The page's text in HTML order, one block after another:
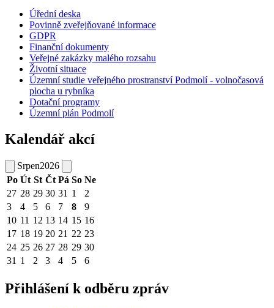
Úřední deska
Povinně zveřejňované informace
GDPR
Finanční dokumenty
Veřejné zakázky malého rozsahu
Životní situace
Územní studie veřejného prostranství Podmolí - volnočasová
plocha u rybníka
Dotační programy
Územní plán Podmolí
Kalendář akcí
Srpen2026
Po Út St Čt Pá So Ne
27 28 29 30 31 1
2
3
4 5 6 7 8
9
10 11 12 13 14 15 16
17 18 19 20 21 22 23
24 25 26 27 28 29 30
31 1 2 3 4 5 6
Přihlášení k odběru zpráv